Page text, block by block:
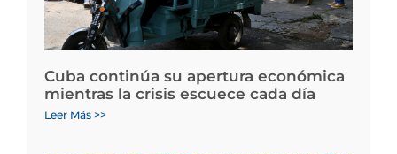
Cuba continúa su apertura económica
mientras la crisis escuece cada día
Leer Más >>